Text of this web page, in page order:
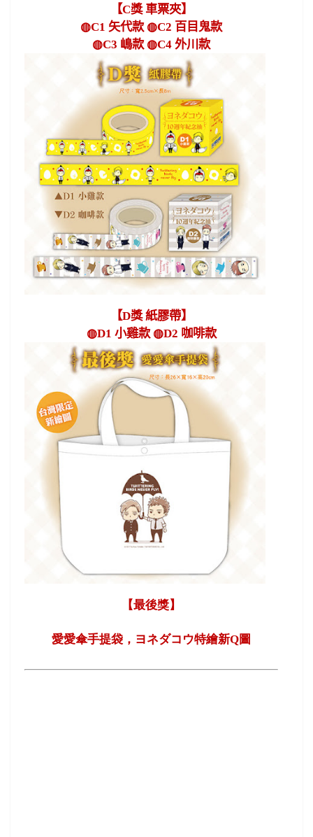
【C獎 車票夾】
◍C1 矢代款 ◍C2 百目鬼款
◍C3 嶋款 ◍C4 外川款
【D獎 紙膠帶】
◍D1 小雞款 ◍D2 咖啡款
【最後獎】
愛愛傘手提袋，ヨネダコウ特繪新Q圖